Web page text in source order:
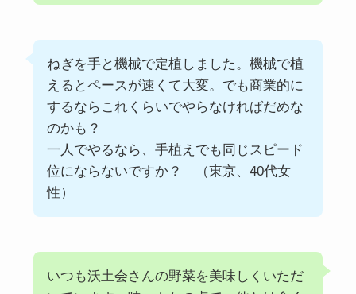
ねぎを手と機械で定植しました。機械で植
えるとペースが速くて大変。でも商業的に
するならこれくらいでやらなければだめな
のかも？
一人でやるなら、手植えでも同じスピード
位にならないですか？ （東京、40代女
性）
いつも沃土会さんの野菜を美味しくいただ